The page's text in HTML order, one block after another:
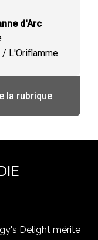
d'Arc
/ L'Oriflamme
la rubrique
Delight mérite